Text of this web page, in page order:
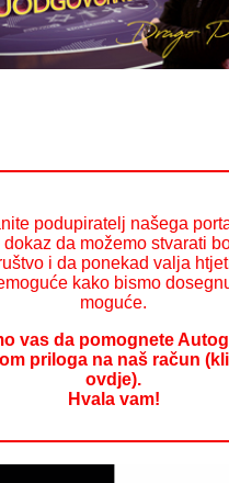
podupiratelj našega
dokaz da možemo stvarati
i da ponekad valja
kako bismo
moguće.
vas da pomognete
priloga na naš račun
ovdje).
Hvala vam!